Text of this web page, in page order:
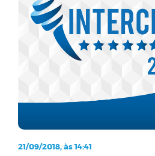
21/09/2018, às 14:41